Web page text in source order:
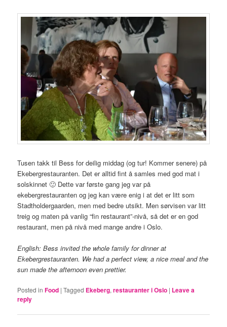
Tusen takk til Bess for deilig middag (og tur! Kommer senere) på
Ekebergrestauranten. Det er alltid fint å samles med god mat i
solskinnet 🙂 Dette var første gang jeg var på
ekebergrestauranten og jeg kan være enig i at det er litt som
Stadtholdergaarden, men med bedre utsikt. Men sørvisen var litt
treig og maten på vanlig “fin restaurant”-nivå, så det er en god
restaurant, men på nivå med mange andre i Oslo.
English: Bess invited the whole family for dinner at
Ekebergrestauranten. We had a perfect view, a nice meal and the
sun made the afternoon even prettier.
Posted in Food |Tagged Ekeberg,restauranter i Oslo | Leave a
reply